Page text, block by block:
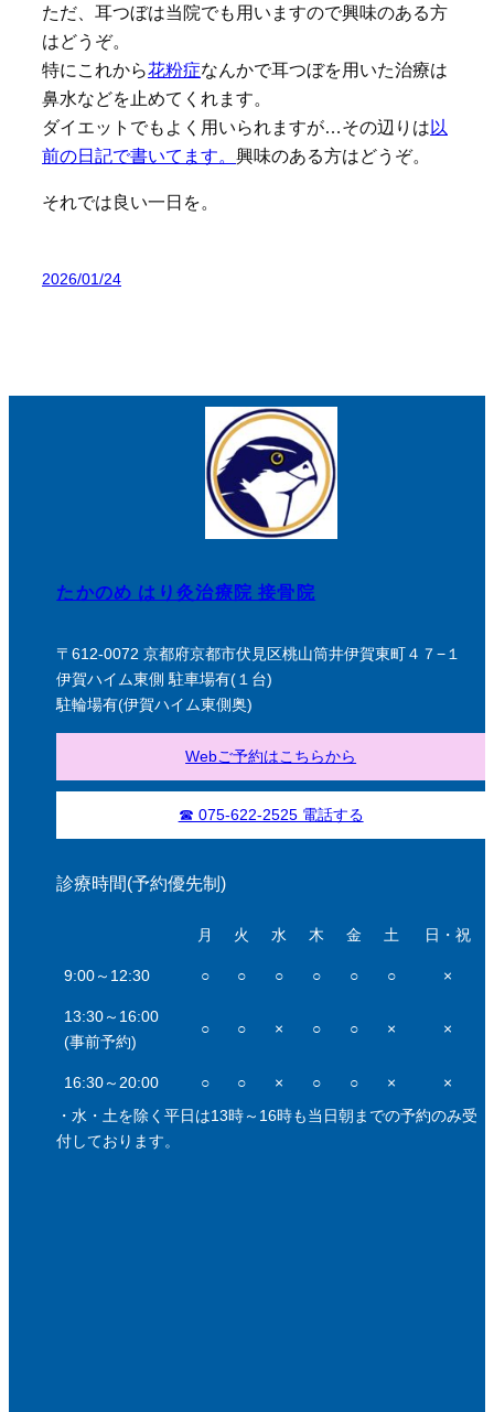
ただ、耳つぼは当院でも用いますので興味のある方
はどうぞ。
特にこれから花粉症なんかで耳つぼを用いた治療は
鼻水などを止めてくれます。
ダイエットでもよく用いられますが…その辺りは以
前の日記で書いてます。 興味のある方はどうぞ。
それでは良い一日を。
2026/01/24
たかのめ はり灸治療院 接骨院
〒612-0072 京都府京都市伏見区桃山筒井伊賀東町４７−１
伊賀ハイム東側 駐車場有(１台)
駐輪場有(伊賀ハイム東側奥)
Webご予約はこちらから
☎ 075-622-2525 電話する
診療時間(予約優先制)
月 火 水 木 金 土 日・祝
9:00～12:30 ○ ○ ○ ○ ○ ○ ×
13:30～16:00
(事前予約)
○ ○ × ○ ○ × ×
16:30～20:00 ○ ○ × ○ ○ ×
×
・水・土を除く平日は13時～16時も当日朝までの予約のみ受
付しております。